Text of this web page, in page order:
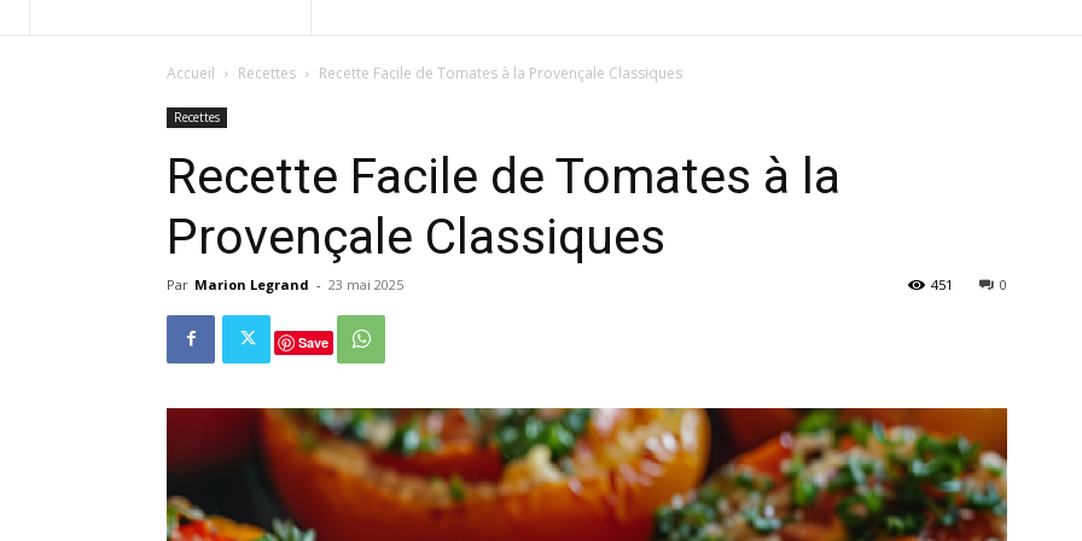
Accueil Recettes Recette Facile de Tomates à la Provençale Classiques
Recettes
Recette Facile de Tomates à la
Provençale Classiques
Par Marion Legrand - 23 mai 2025 0
451
Save